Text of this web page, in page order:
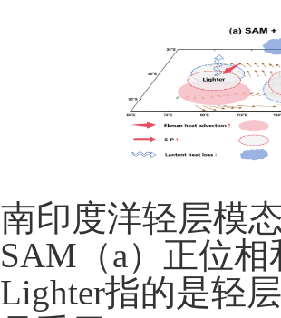
南印度洋轻层模
SAM （a）正位相
Lighter指的是轻